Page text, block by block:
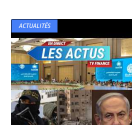
ACTUALITÉS